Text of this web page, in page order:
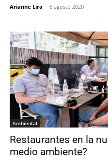
Arianne Lira - 6 agosto 2020
Ambiental
Restaurantes en la
medio ambiente?